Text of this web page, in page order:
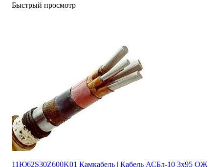
Быстрый просмотр
11Ю62S30Z600K01 Камкабель | Кабель АСБл-10 3х95 ОЖ